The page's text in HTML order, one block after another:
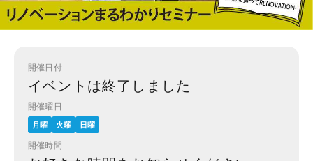
開催日付
イベントは終了しました
開催曜日
月曜 火曜 日曜
開催時間